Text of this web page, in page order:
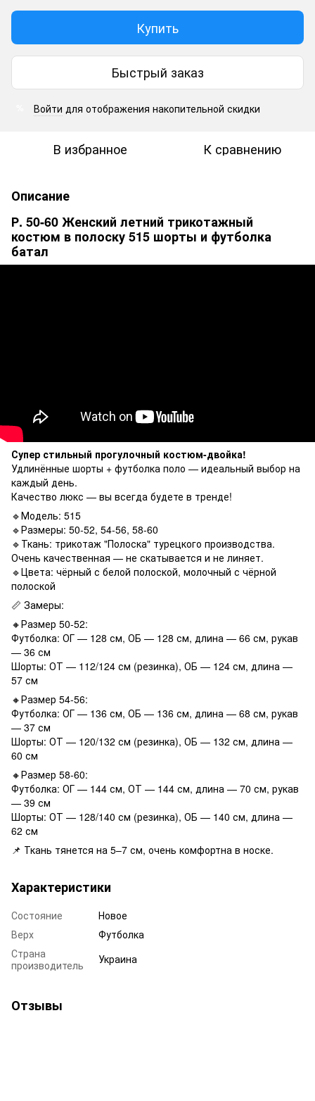
Купить
Быстрый заказ
Войти для отображения накопительной скидки
В избранное К сравнению
Описание
Р. 50-60 Женский летний трикотажный
костюм в полоску 515 шорты и футболка
батал
Супер стильный прогулочный костюм-двойка!
Удлинённые шорты + футболка поло — идеальный выбор на
каждый день.
Качество люкс — вы всегда будете в тренде!
🔹Модель: 515
🔹Размеры: 50-52, 54-56, 58-60
🔹Ткань: трикотаж "Полоска" турецкого производства.
Очень качественная — не скатывается и не линяет.
🔹Цвета: чёрный с белой полоской, молочный с чёрной
полоской
📏 Замеры:
🔸Размер 50-52:
Футболка: ОГ — 128 см, ОБ — 128 см, длина — 66 см, рукав
— 36 см
Шорты: ОТ — 112/124 см (резинка), ОБ — 124 см, длина —
57 см
🔸Размер 54-56:
Футболка: ОГ — 136 см, ОБ — 136 см, длина — 68 см, рукав
— 37 см
Шорты: ОТ — 120/132 см (резинка), ОБ — 132 см, длина —
60 см
🔸Размер 58-60:
Футболка: ОГ — 144 см, ОТ — 144 см, длина — 70 см, рукав
— 39 см
Шорты: ОТ — 128/140 см (резинка), ОБ — 140 см, длина —
62 см
📌 Ткань тянется на 5–7 см, очень комфортна в носке.
Характеристики
Состояние
Новое
Верх
Футболка
Страна
производитель
Украина
Отзывы